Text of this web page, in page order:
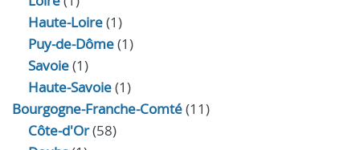
Haute-Loire(1)
Puy-de-Dôme(1)
Savoie(1)
Haute-Savoie(1)
Bourgogne-Franche-Comté(11)
Côte-d'Or(58)